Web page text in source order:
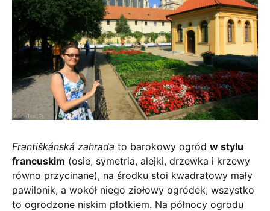
Františkánská zahrada to barokowy ogród w stylu
francuskim (osie, symetria, alejki, drzewka i krzewy
równo przycinane), na środku stoi kwadratowy mały
pawilonik, a wokół niego ziołowy ogródek, wszystko
to ogrodzone niskim płotkiem. Na północy ogrodu